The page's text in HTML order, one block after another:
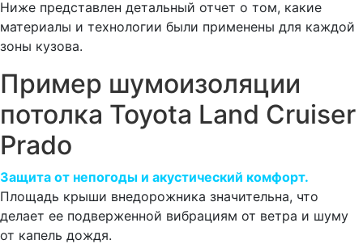
Ниже представлен детальный отчет о том, какие
материалы и технологии были применены для каждой
зоны кузова.
Пример шумоизоляции
потолка Toyota Land Cruiser
Prado
Защита от непогоды и акустический комфорт.
Площадь крыши внедорожника значительна, что
делает ее подверженной вибрациям от ветра и шуму
от капель дождя.